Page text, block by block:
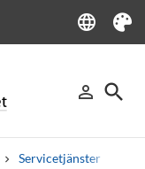
language
Language
Tema
person_outline
Logga in
search
Sök
Servicetjänster